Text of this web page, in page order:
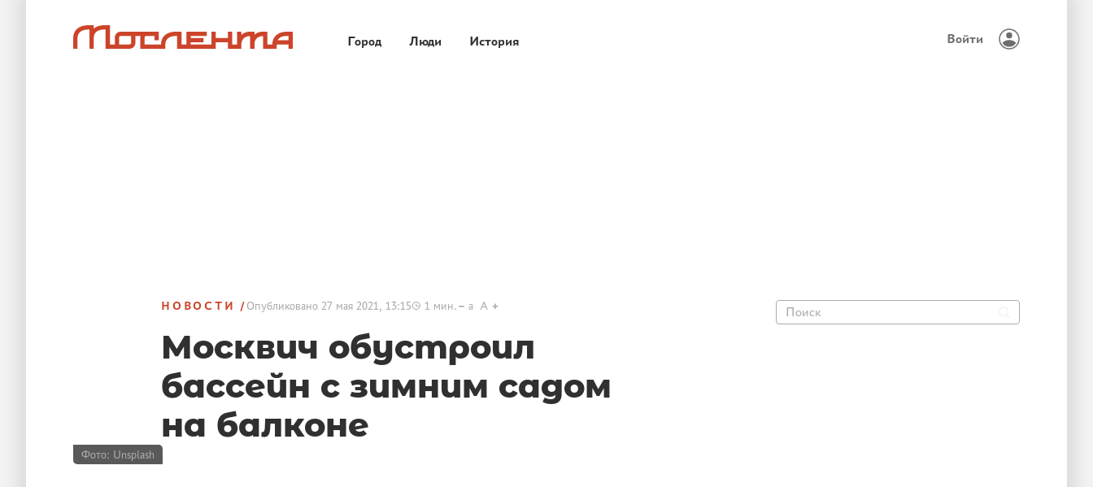
Город Люди История Войти
НОВОСТИ Опубликовано 27 мая 2021, 13:15 1 мин. a A
Москвич обустроил
бассейн с зимним садом
на балконе
Фото: Unsplash